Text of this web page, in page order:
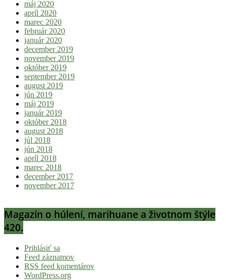
máj 2020
apríl 2020
marec 2020
február 2020
január 2020
december 2019
november 2019
október 2019
september 2019
august 2019
jún 2019
máj 2019
január 2019
október 2018
august 2018
júl 2018
jún 2018
apríl 2018
marec 2018
december 2017
november 2017
Magazín o húlení, marihuane a životnom štýle
420.
Prihlásiť sa
Feed záznamov
RSS feed komentárov
WordPress.org